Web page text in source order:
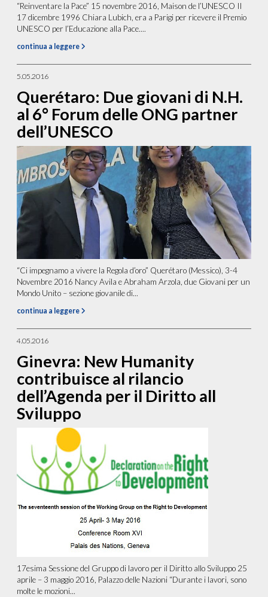
“Reinventare la Pace” 15 novembre 2016, Maison de l’UNESCO Il
17 dicembre 1996 Chiara Lubich, era a Parigi per ricevere il Premio
UNESCO per l’Educazione alla Pace....
continua a leggere
5.05.2016
Querétaro: Due giovani di N.H.
al 6° Forum delle ONG partner
dell’UNESCO
“Ci impegnamo a vivere la Regola d’oro” Querétaro (Messico), 3-4
Novembre 2016 Nancy Avila e Abraham Arzola, due Giovani per un
Mondo Unito – sezione giovanile di...
continua a leggere
4.05.2016
Ginevra: New Humanity
contribuisce al rilancio
dell’Agenda per il Diritto all
Sviluppo
17esima Sessione del Gruppo di lavoro per il Diritto allo Sviluppo 25
aprile – 3 maggio 2016, Palazzo delle Nazioni “Durante i lavori, sono
molte le mozioni...